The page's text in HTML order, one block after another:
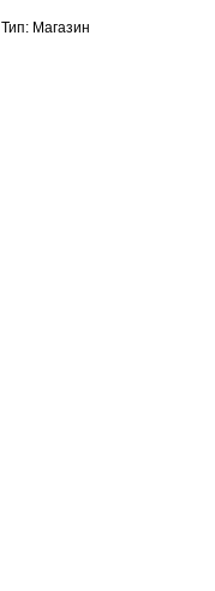
Тип: Магазин